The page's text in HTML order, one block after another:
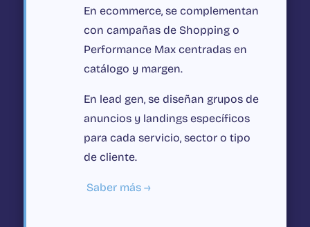
En ecommerce, se complementan
con campañas de Shopping o
Performance Max centradas en
catálogo y margen.
En lead gen, se diseñan grupos de
anuncios y landings específicos
para cada servicio, sector o tipo
de cliente.
Saber más →